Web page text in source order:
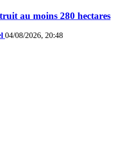
au moins 280 hectares
04/08/2026, 20:48